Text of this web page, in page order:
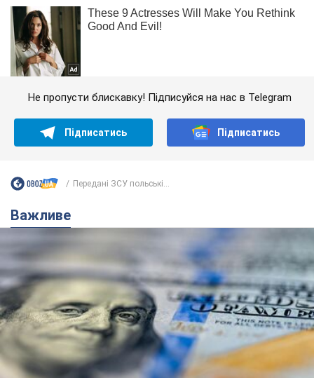
Не пропусти блискавку! Підписуйся на нас в Telegram
Підписатись Підписатись
Передані ЗСУ польські...
Важливе